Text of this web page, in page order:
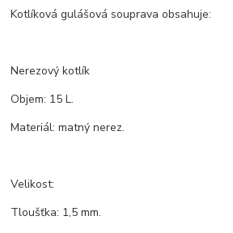
Kotlíková gulášová souprava obsahuje:
Nerezový kotlík
Objem: 15 L.
Materiál: matný nerez.
Velikost:
Tloušťka: 1,5 mm.